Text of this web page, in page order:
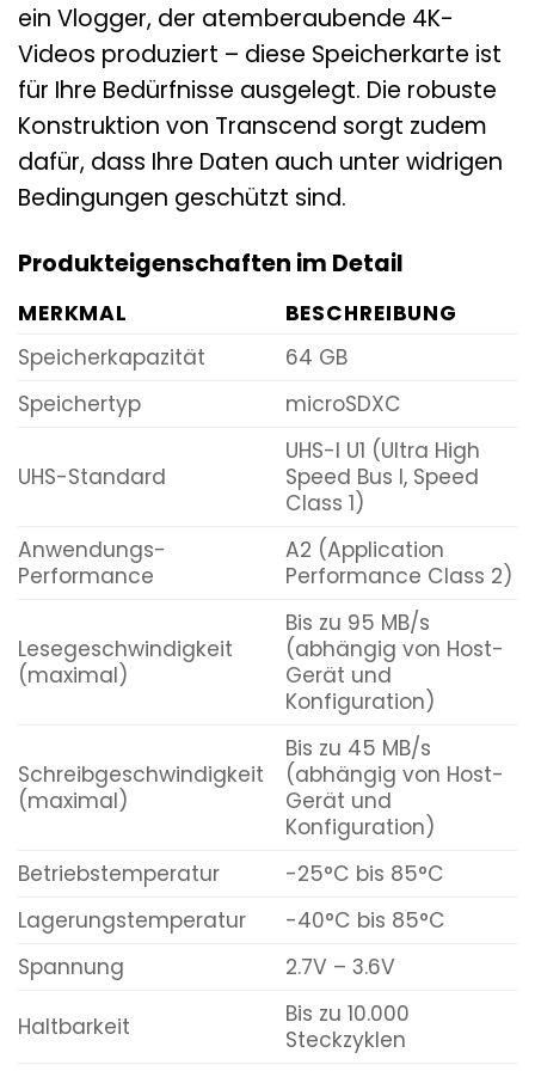
ein Vlogger, der atemberaubende 4K-
Videos produziert – diese Speicherkarte ist
für Ihre Bedürfnisse ausgelegt. Die robuste
Konstruktion von Transcend sorgt zudem
dafür, dass Ihre Daten auch unter widrigen
Bedingungen geschützt sind.
Produkteigenschaften im Detail
MERKMAL
BESCHREIBUNG
Speicherkapazität
64 GB
Speichertyp
microSDXC
UHS-Standard
UHS-I U1 (Ultra High
Speed Bus I, Speed
Class 1)
Anwendungs-
Performance
A2 (Application
Performance Class 2)
Lesegeschwindigkeit
(maximal)
Bis zu 95 MB/s
(abhängig von Host-
Gerät und
Konfiguration)
Schreibgeschwindigkeit
(maximal)
Bis zu 45 MB/s
(abhängig von Host-
Gerät und
Konfiguration)
Betriebstemperatur
-25°C bis 85°C
Lagerungstemperatur
-40°C bis 85°C
Spannung
2.7V – 3.6V
Haltbarkeit
Bis zu 10.000
Steckzyklen